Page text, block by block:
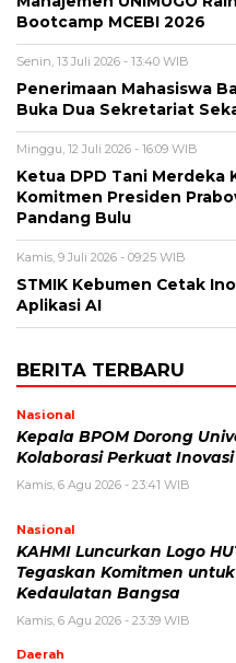
Bootcamp MCEBI 2026
Senin, 13 Juli 2026 - 13:40 WIB
Penerimaan Mahasiswa
Buka Dua Sekretariat
Minggu, 12 Juli 2026 - 16:09 WIB
Ketua DPD Tani Merdeka
Komitmen Presiden
Pandang Bulu
Kamis, 9 Juli 2026 - 09:25 WIB
STMIK Kebumen Cetak
Aplikasi AI
BERITA TERBARU
Nasional
Kepala BPOM Dorong
Kolaborasi Perkuat
Kamis, 6 Agu 2026 - 23:41 WIB
Nasional
KAHMI Luncurkan Logo
Tegaskan Komitmen untuk
Kedaulatan Bangsa
Kamis, 6 Agu 2026 - 23:39 WIB
Daerah